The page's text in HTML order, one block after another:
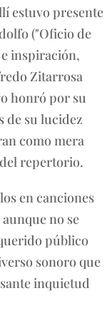
estuvo presente
("Oficio de
inspiración,
Zitarrosa
honró por su
de su lucidez
como mera
repertorio.
en canciones
no se
público
sonoro que
inquietud